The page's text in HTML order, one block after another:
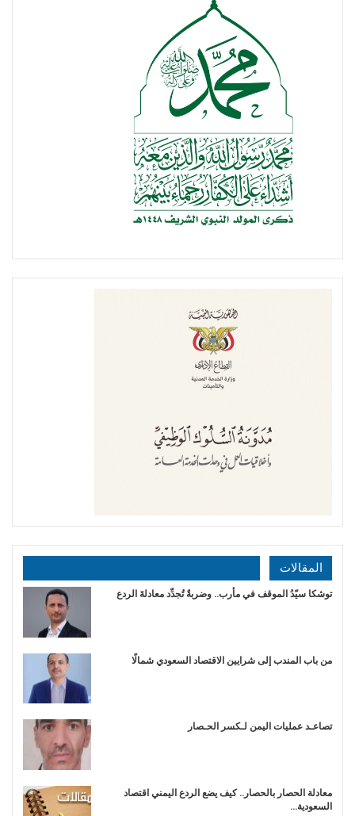
المقالات
توشكا سيّدُ الموقف في مأرب.. وضربةٌ تُجدِّد معادلةَ الردع
من باب المندب إلى شرايين الاقتصاد السعودي شمالًا
تصاعـد عمليات اليمن لـكسر الحـصار
معادلة الحصار بالحصار.. كيف يضع الردع اليمني اقتصاد
السعودية…